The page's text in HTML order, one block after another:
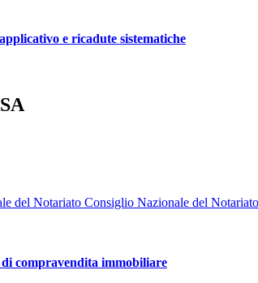
e ricadute sistematiche
del Notariato Consiglio Nazionale del
compravendita immobiliare